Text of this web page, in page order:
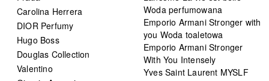
Carolina Herrera
DIOR Perfumy
Hugo Boss
Douglas Collection
Valentino
Woda perfumowana
Emporio Armani Stronger with
you Woda toaletowa
Emporio Armani Stronger
With You Intensely
Yves Saint Laurent MYSLF